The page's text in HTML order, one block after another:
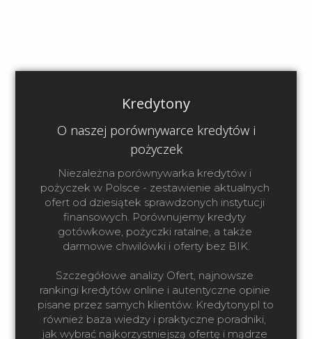
Kredytony
O naszej porównywarce kredytów i
pożyczek
Niezależna porównywarka kredytów i
pożyczek w Polsce - zestawienie aktualnych
ofert od dziesiątek sprawdzonych instytucji
finansowych. Porównujemy kredyty
gotówkowe, pożyczki ratalne, a także
darmowe chwilówki i oferty bez BIK.
Szczegółowe analizy Ofert, najnowsze
rankingi kredytów online i autentyczne opinie
pisane przez samych klientów. Kredytony.pl to
również baza wiedzy i praktyczne poradniki,
jak wybrać najkorzystniejszą ofertę i mądrze